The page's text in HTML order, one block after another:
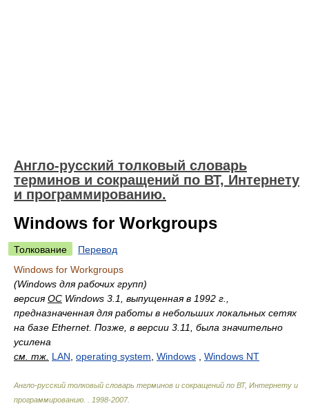
Англо-русский толковый словарь
терминов и сокращений по ВТ, Интернету
и программированию.
Windows for Workgroups
Толкование
Перевод
Windows for Workgroups
(Windows для рабочих групп)
версияОС Windows 3.1, выпущенная в 1992 г.,
предназначенная для работы в небольших локальных сетях
на базе Ethernet. Позже, в версии 3.11, была значительно
усилена
см. тж. LAN operating system Windows Windows NT
Англо-русский толковый словарь терминов и сокращений по ВТ, Интернету и
программированию.
1998-2007.